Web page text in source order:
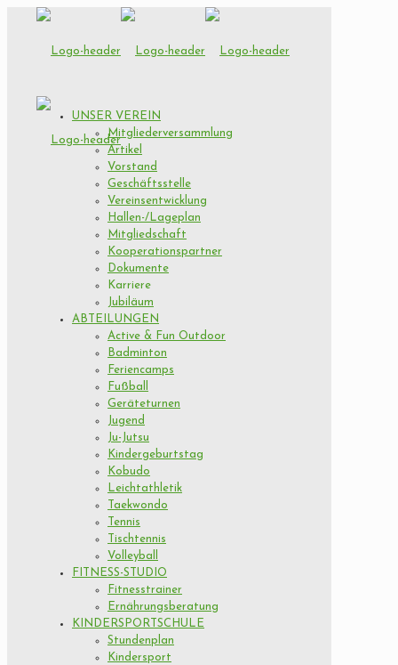
UNSER VEREIN
Mitgliederversammlung
Artikel
Vorstand
Geschäftsstelle
Vereinsentwicklung
Hallen-/Lageplan
Mitgliedschaft
Kooperationspartner
Dokumente
Karriere
Jubiläum
ABTEILUNGEN
Active & Fun Outdoor
Badminton
Feriencamps
Fußball
Geräteturnen
Jugend
Ju-Jutsu
Kindergeburtstag
Kobudo
Leichtathletik
Taekwondo
Tennis
Tischtennis
Volleyball
FITNESS-STUDIO
Fitnesstrainer
Ernährungsberatung
KINDERSPORTSCHULE
Stundenplan
Kindersport